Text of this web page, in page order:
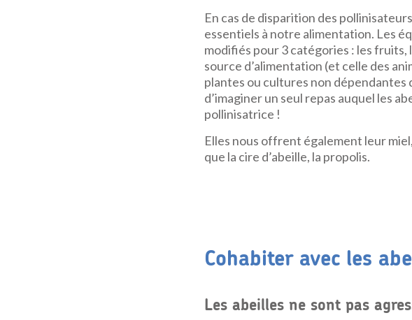
En cas de disparition des
essentiels à notre alimentation. Les
modifiés pour 3 catégories : les fruits,
source d’alimentation (et celle des
plantes ou cultures non
d’imaginer un seul repas auquel les
pollinisatrice !
Elles nous offrent également leur
que la cire d’abeille, la propolis.
Cohabiter avec les
Les abeilles ne sont pas